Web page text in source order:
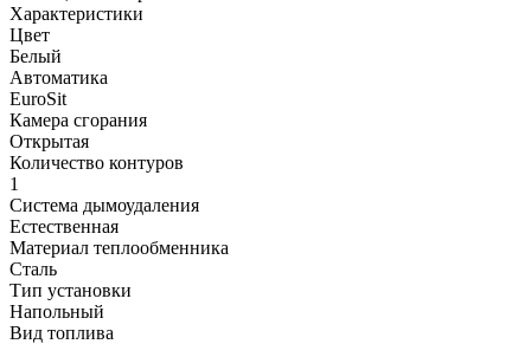
Характеристики
Цвет
Белый
Автоматика
EuroSit
Камера сгорания
Открытая
Количество контуров
1
Система дымоудаления
Естественная
Материал теплообменника
Сталь
Тип установки
Напольный
Вид топлива